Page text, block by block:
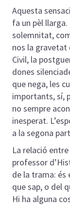
Aquesta
fa un pèl llarga.
solemnitat,
nos la gravetat
Civil, la
dones
que nega, les
importants, sí,
no sempre
inesperat.
a la segona
La relació
professor
de la trama: és
que sap, o del
Hi ha alguna